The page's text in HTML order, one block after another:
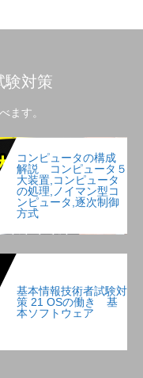
験対策
ます。
コンピュータの構成
解説 コンピュータ５
大装置,コンピュータ
の処理,ノイマン型コ
ンピュータ,逐次制御
方式
基本情報技術者試験対
策 21 OSの働き 基
本ソフトウェア